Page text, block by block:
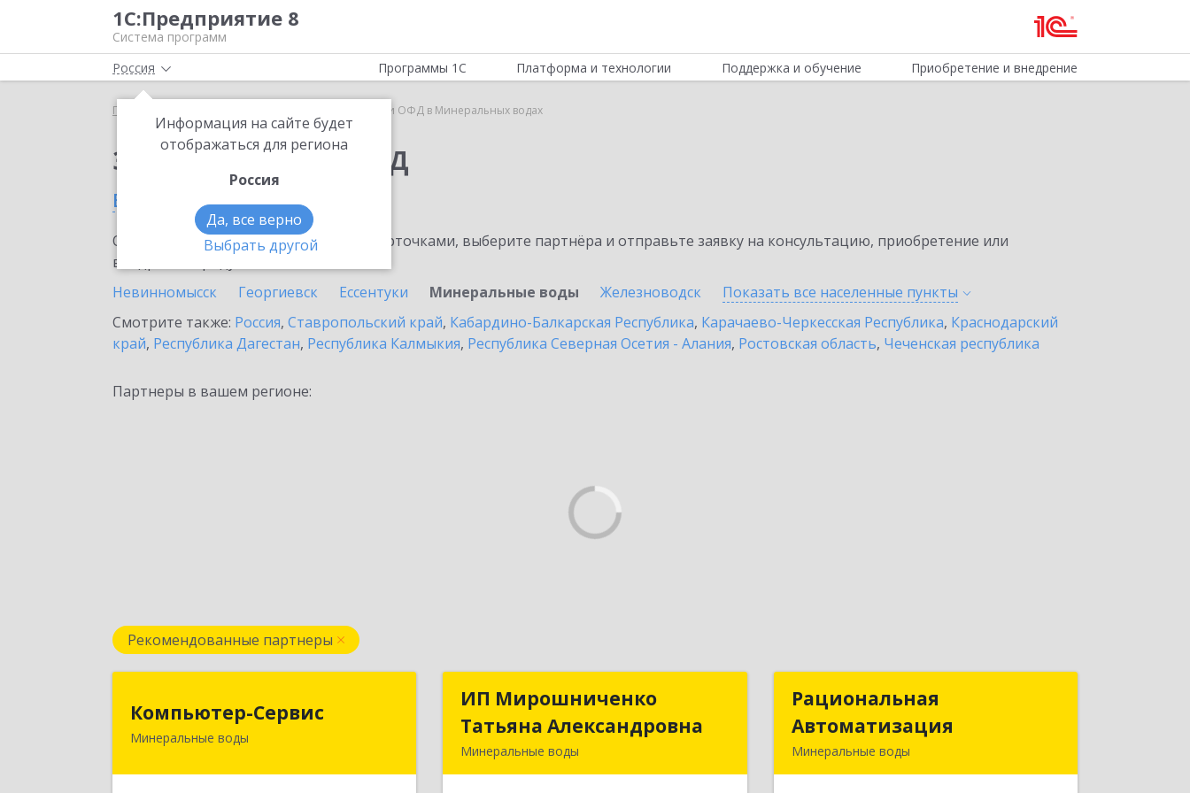
1С:Предприятие 8
Система программ
Россия
Информация на сайте будет
отображаться для региона
Россия
Да, все верно
Выбрать другой
Программы 1С Платформа и технологии Поддержка и обучение Приобретение и внедрение
Главная 1С-Чеки ОФД в Минеральных водах
Заказать 1С-Чеки ОФД
в Минеральных водах
Ознакомьтесь с информационными карточками, выберите партнёра и отправьте заявку на консультацию, приобретение или
внедрение продукта.
Невинномысск
Георгиевск Ессентуки Минеральные воды Железноводск Показать все населенные пункты
Смотрите также: Россия, Ставропольский край, Кабардино-Балкарская Республика, Карачаево-Черкесская Республика, Краснодарский
край, Республика Дагестан, Республика Калмыкия, Республика Северная Осетия - Алания, Ростовская область, Чеченская республика
Партнеры в вашем регионе:
Рекомендованные партнеры
Компьютер-Сервис
Минеральные воды
357202, Ставропольский край,
ИП Мирошниченко
Татьяна Александровна
Минеральные воды
ИП Мирошниченко
Татьяна Александровна
Рациональная
Автоматизация
Минеральные воды
Рациональная
Автоматизация